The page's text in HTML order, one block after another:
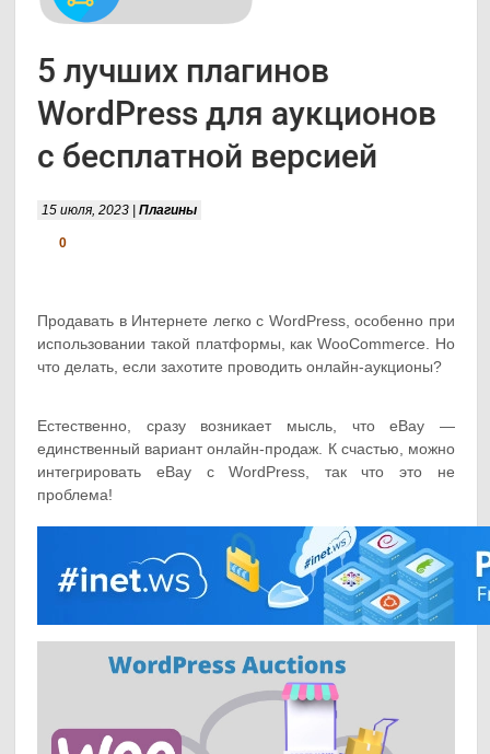
5 лучших плагинов
WordPress для аукционов
с бесплатной версией
15 июля, 2023 |Плагины
0
Продавать в Интернете легко с WordPress, особенно при
использовании такой платформы, как WooCommerce. Но
что делать, если захотите проводить онлайн-аукционы?
Естественно, сразу возникает мысль, что eBay —
единственный вариант онлайн-продаж. К счастью, можно
интегрировать eBay с WordPress, так что это не
проблема!